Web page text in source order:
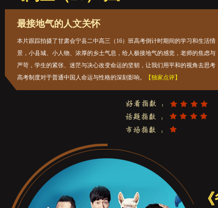
最接地气的人文关怀
本片跟踪拍摄了甘肃会宁县二中高三（16）班高考倒计时期间的学习和生活情
景，小县城、小人物、浓厚的乡土气息，给人极接地气的感觉，老师的焦虑与
严苛，学生的紧张、迷茫与决心改变命运的坚韧，让我们用平和的视角去思考
高考制度对于普通中国人命运与性格的深刻影响。
【独家点评】